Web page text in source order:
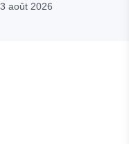
août 2026